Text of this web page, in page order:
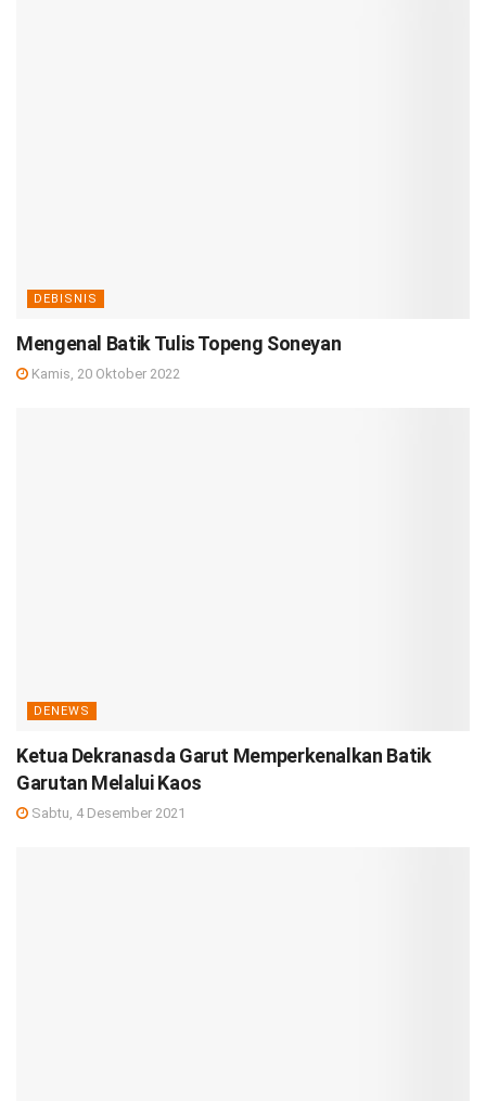
DEBISNIS
Mengenal Batik Tulis Topeng Soneyan
Kamis, 20 Oktober 2022
DENEWS
Ketua Dekranasda Garut Memperkenalkan Batik
Garutan Melalui Kaos
Sabtu, 4 Desember 2021